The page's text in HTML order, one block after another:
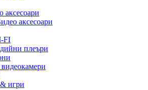
аксесоари
аксесоари
FI
плеъри
игри